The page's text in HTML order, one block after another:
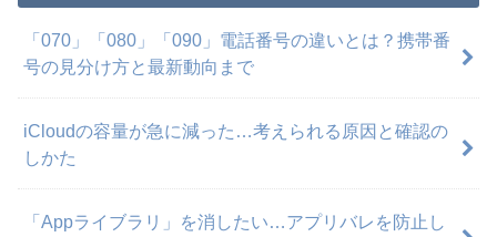
「070」「080」「090」電話番号の違いとは？携帯番
号の見分け方と最新動向まで
iCloudの容量が急に減った…考えられる原因と確認の
しかた
「Appライブラリ」を消したい…アプリバレを防止し